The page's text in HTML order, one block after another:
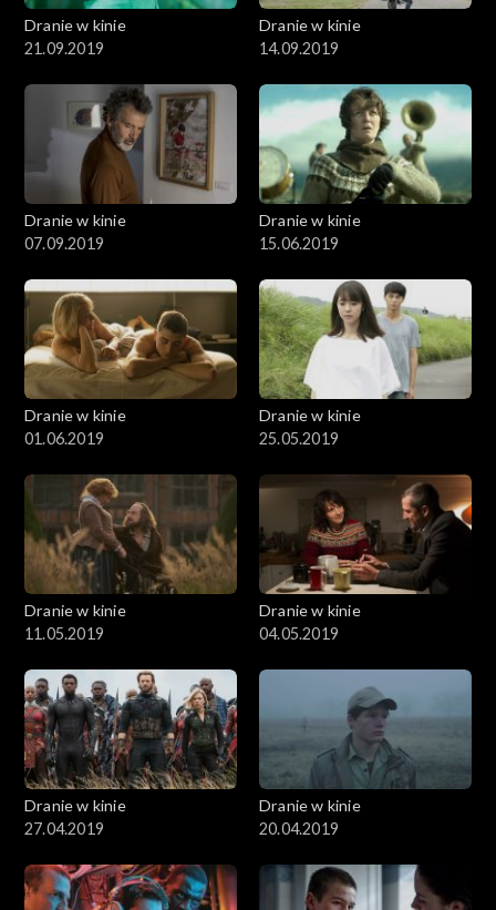
Dranie w kinie
21.09.2019
Dranie w kinie
14.09.2019
Dranie w kinie
07.09.2019
Dranie w kinie
15.06.2019
Dranie w kinie
01.06.2019
Dranie w kinie
25.05.2019
Dranie w kinie
11.05.2019
Dranie w kinie
04.05.2019
Dranie w kinie
27.04.2019
Dranie w kinie
20.04.2019